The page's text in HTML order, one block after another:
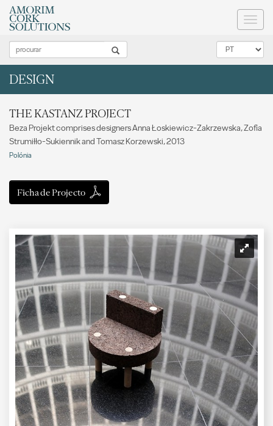
DESIGN
THE KASTANZ PROJECT
Beza Projekt comprises designers Anna Łoskiewicz-Zakrzewska, Zofia
Strumiłło-Sukiennik and Tomasz Korzewski, 2013
Polónia
Ficha de Projecto